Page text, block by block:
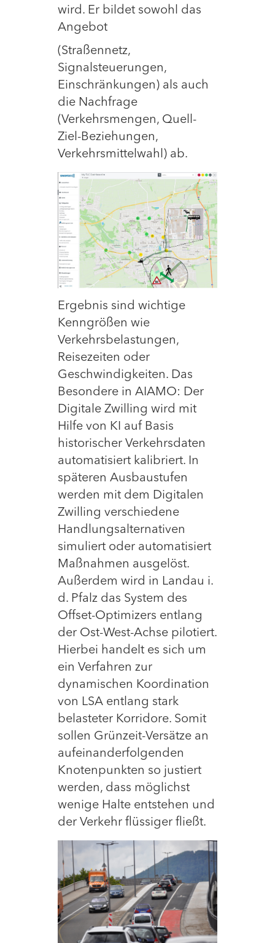
wird. Er bildet sowohl das
Angebot
(Straßennetz,
Signalsteuerungen,
Einschränkungen) als auch
die Nachfrage
(Verkehrsmengen, Quell-
Ziel-Beziehungen,
Verkehrsmittelwahl) ab.
Ergebnis sind wichtige
Kenngrößen wie
Verkehrsbelastungen,
Reisezeiten oder
Geschwindigkeiten. Das
Besondere in AIAMO: Der
Digitale Zwilling wird mit
Hilfe von KI auf Basis
historischer Verkehrsdaten
automatisiert kalibriert. In
späteren Ausbaustufen
werden mit dem Digitalen
Zwilling verschiedene
Handlungsalternativen
simuliert oder automatisiert
Maßnahmen ausgelöst.
Außerdem wird in Landau i.
d. Pfalz das System des
Offset-Optimizers entlang
der Ost-West-Achse pilotiert.
Hierbei handelt es sich um
ein Verfahren zur
dynamischen Koordination
von LSA entlang stark
belasteter Korridore. Somit
sollen Grünzeit-Versätze an
aufeinanderfolgenden
Knotenpunkten so justiert
werden, dass möglichst
wenige Halte entstehen und
der Verkehr flüssiger fließt.